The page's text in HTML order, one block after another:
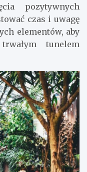
pozytywnych
czas i uwagę
elementów, aby
tunelem